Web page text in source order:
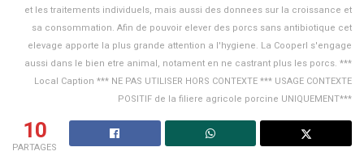
et les traitements individuels, mais aussi des donnees sur la croissance et
sa consommation. Afin de pouvoir elever des porcs sans antibiotique cet
elevage apporte la plus grande attention a l'hygiene. La Cooperl s'engage
aussi dans le bien etre animal, notament en ne castrant plus les porcs. ***
Local Caption *** NE PAS UTILISER HORS CONTEXTE *** USAGE CONTEXTE
POSITIF de la filiere agricole porcine UNIQUEMENT***
10
PARTAGES